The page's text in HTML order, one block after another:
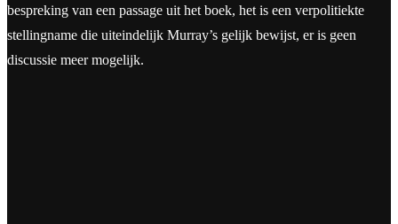
bespreking van een passage uit het boek, het is een verpolitiekte
stellingname die uiteindelijk Murray’s gelijk bewijst, er is geen
discussie meer mogelijk.